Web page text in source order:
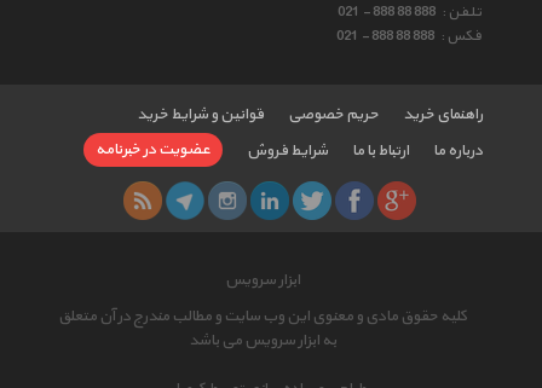
تلفن : 021 - 888 88 888
فکس : 021 - 888 88 888
راهنمای خرید حریم خصوصی
قوانین و شرایط خرید
درباره ما
ارتباط با ما شرایط فروش عضویت در خبرنامه
ابزار سرویس
کلیه حقوق مادی و معنوی این وب سایت و مطالب مندرج در آن متعلق
به ابزار سرویس می باشد